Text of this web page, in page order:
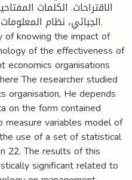
الاقتراحات. الكلمات
الجبائي، نظام
of knowing the impact of
of the effectiveness of
economics organisations
The researcher studied
organisation, He depends
on the form contained
variables model of
use of a set of statistical
22. The results of this
significant related to